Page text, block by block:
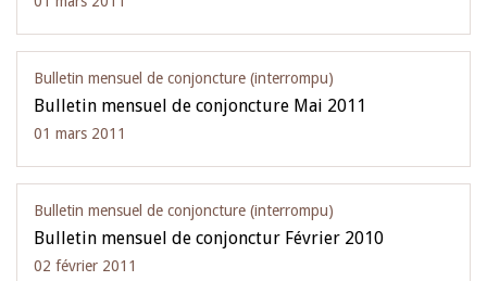
Bulletin mensuel de conjoncture (interrompu)
Bulletin mensuel de conjoncture Mai 2011
01 mars 2011
Bulletin mensuel de conjoncture (interrompu)
Bulletin mensuel de conjonctur Février 2010
02 février 2011